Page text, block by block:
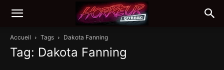
Accueil Tags Dakota Fanning
Tag: Dakota Fanning